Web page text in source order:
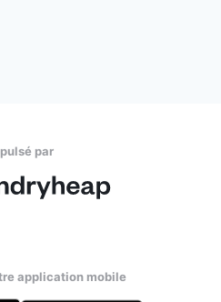
par
application mobile